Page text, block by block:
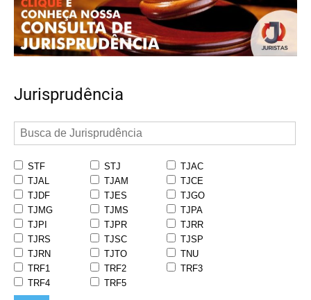
Jurisprudência
STF STJ
TJAC
TJAL
TJAM
TJCE
TJDF
TJES
TJGO
TJMG
TJMS
TJPA
TJPI
TJPR
TJRR
TJRS
TJSC
TJSP
TJRN
TJTO
TNU
TRF1
TRF2
TRF3
TRF4
TRF5